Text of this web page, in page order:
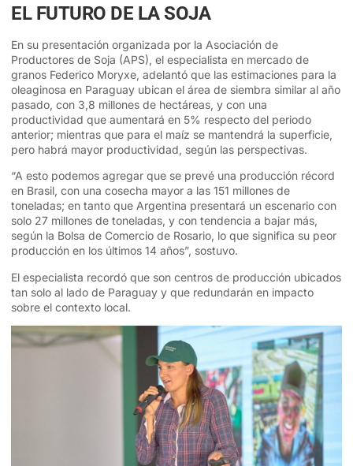
EL FUTURO DE LA SOJA
En su presentación organizada por la Asociación de
Productores de Soja (APS), el especialista en mercado de
granos Federico Moryxe, adelantó que las estimaciones para la
oleaginosa en Paraguay ubican el área de siembra similar al año
pasado, con 3,8 millones de hectáreas, y con una
productividad que aumentará en 5% respecto del periodo
anterior; mientras que para el maíz se mantendrá la superficie,
pero habrá mayor productividad, según las perspectivas.
“A esto podemos agregar que se prevé una producción récord
en Brasil, con una cosecha mayor a las 151 millones de
toneladas; en tanto que Argentina presentará un escenario con
solo 27 millones de toneladas, y con tendencia a bajar más,
según la Bolsa de Comercio de Rosario, lo que significa su peor
producción en los últimos 14 años”, sostuvo.
El especialista recordó que son centros de producción ubicados
tan solo al lado de Paraguay y que redundarán en impacto
sobre el contexto local.